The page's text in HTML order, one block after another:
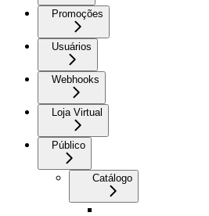
Promoções
Usuários
Webhooks
Loja Virtual
Público
Catálogo